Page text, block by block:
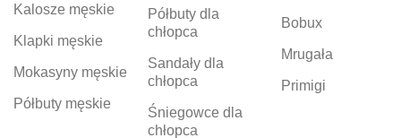
Kalosze męskie
Klapki męskie
Mokasyny męskie
Półbuty męskie
Półbuty dla
chłopca
Sandały dla
chłopca
Śniegowce dla
chłopca
Bobux
Mrugała
Primigi